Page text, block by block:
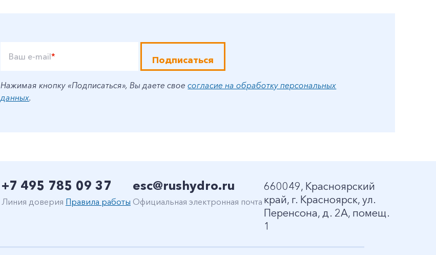
Ваш e-mail* Подписаться
Нажимая кнопку «Подписаться», Вы даете своесогласие на обработку персональных
данных.
+7 495 785 09 37
Линия доверия Правила работы
esc@rushydro.ru
Официальная электронная почта
660049, Красноярский
край, г. Красноярск, ул.
Перенсона, д. 2А, помещ.
1